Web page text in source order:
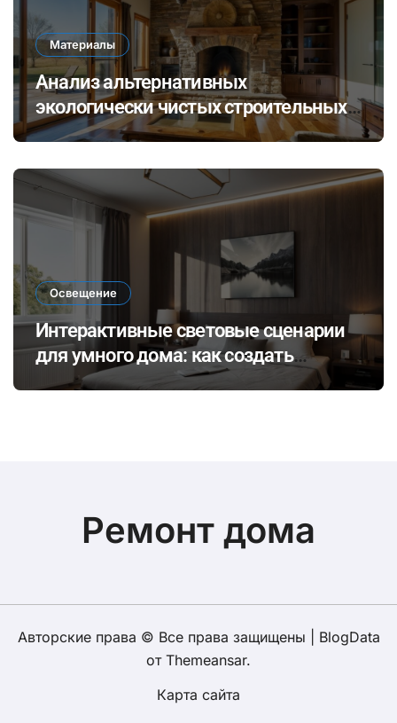
Материалы
Анализ альтернативных
экологически чистых строительных
материалов: ревитализация отходов
технологиях
Освещение
Интерактивные световые сценарии
для умного дома: как создать
динамичное освещение по
Ремонт дома
Авторские права © Все права защищены
BlogData
от Themeansar.
Карта сайта